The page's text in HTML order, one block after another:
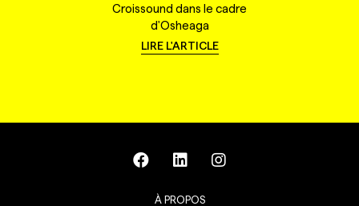
Croissound dans le cadre
d'Osheaga
LIRE L'ARTICLE
À PROPOS